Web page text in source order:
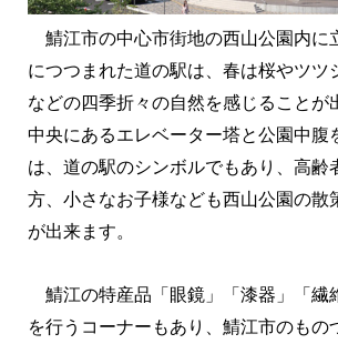
鯖江市の中心市街地の西山公園内に
につつまれた道の駅は、春は桜やツツ
などの四季折々の自然を感じることが
中央にあるエレベーター塔と公園中腹
は、道の駅のシンボルでもあり、高齢
方、小さなお子様なども西山公園の散
が出来ます。
鯖江の特産品「眼鏡」「漆器」「繊
を行うコーナーもあり、鯖江市のもの